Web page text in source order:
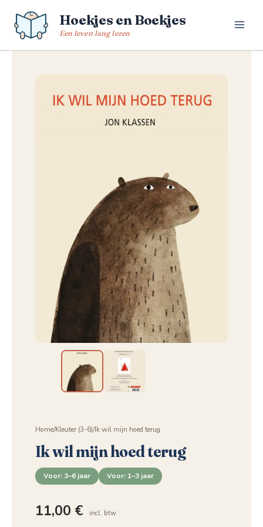
naar
Hoekjes en Boekjes
Een leven lang lezen
Home/Kleuter (3-6)/Ik wil mijn hoed terug
Ik wil mijn hoed terug
Voor: 3–6 jaar Voor: 1–3 jaar
11,00 € incl. btw